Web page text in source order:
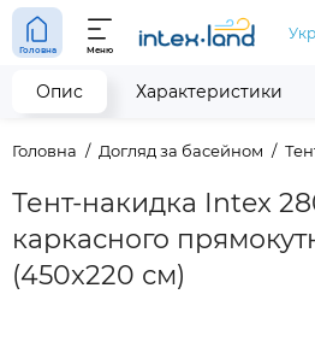
Головна Меню
Головна Догляд за басейном
Тент-накидка Intex
каркасного
(450x220 см)
Опис Характеристики